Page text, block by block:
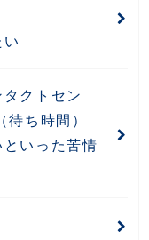
クトセン
待ち時間）
いった苦情